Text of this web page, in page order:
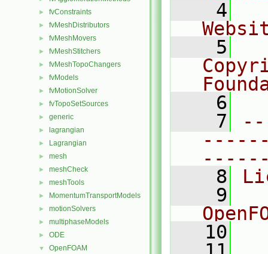
► fvConstraints
► fvMeshDistributors
► fvMeshMovers
► fvMeshStitchers
► fvMeshTopoChangers
► fvModels
► fvMotionSolver
► fvTopoSetSources
► generic
► lagrangian
► Lagrangian
► mesh
► meshCheck
► meshTools
► MomentumTransportModels
► motionSolvers
► multiphaseModels
► ODE
▼ OpenFOAM
    4
    5
    6
    7
    8
    9
   10